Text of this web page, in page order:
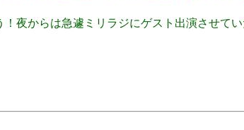
夜からは急遽ミリラジにゲスト出演させて